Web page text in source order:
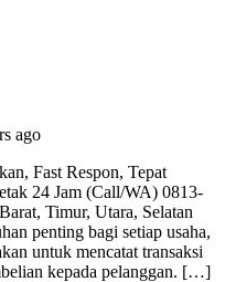
ago
Fast Respon, Tepat
24 Jam (Call/WA) 0813-
Timur, Utara, Selatan
penting bagi setiap usaha,
untuk mencatat transaksi
kepada pelanggan. […]